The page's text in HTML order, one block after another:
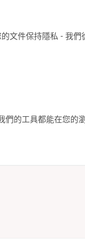
文件保持隱私 - 我們
們的工具都能在您的